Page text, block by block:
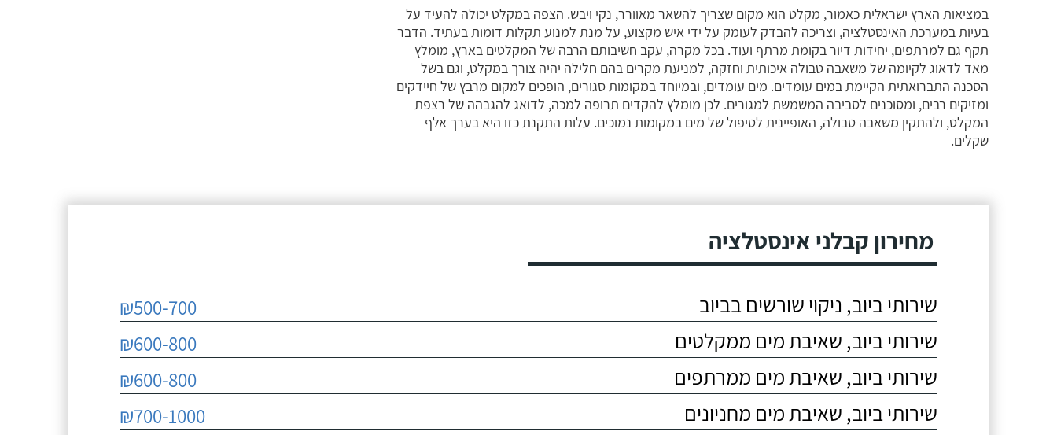
במציאות הארץ ישראלית כאמור, מקלט הוא מקום שצריך להשאר מאוורר, נקי ויבש. הצפה במקלט יכולה להעיד על
בעיות במערכת האינסטלציה, וצריכה להבדק לעומק על ידי איש מקצוע, על מנת למנוע תקלות דומות בעתיד. הדבר
תקף גם למרתפים, יחידות דיור בקומת מרתף ועוד. בכל מקרה, עקב חשיבותם הרבה של המקלטים בארץ, מומלץ
מאד לדאוג לקיומה של משאבה טבולה איכותית וחזקה, למניעת מקרים בהם חלילה יהיה צורך במקלט, וגם בשל
הסכנה התברואתית הקיימת במים עומדים. מים עומדים, ובמיוחד במקומות סגורים, הופכים למקום מרבץ של חיידקים
ומזיקים רבים, ומסוכנים לסביבה המשמשת למגורים. לכן מומלץ להקדים תרופה למכה, לדואג להגבהה של רצפת
המקלט, ולהתקין משאבה טבולה, האופיינית לטיפול של מים במקומות נמוכים. עלות התקנת כזו היא בערך אלף
שקלים.
מחירון קבלני אינסטלציה
שירותי ביוב, ניקוי שורשים בביוב ₪500-700
שירותי ביוב, שאיבת מים ממקלטים ₪600-800
שירותי ביוב, שאיבת מים ממרתפים ₪600-800
שירותי ביוב, שאיבת מים מחניונים ₪700-1000